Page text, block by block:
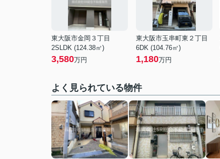
東大阪市金岡３丁目
2SLDK (124.38㎡)
3,580万円
東大阪市玉串町東２丁目
6DK (104.76㎡)
1,180万円
よく見られている物件